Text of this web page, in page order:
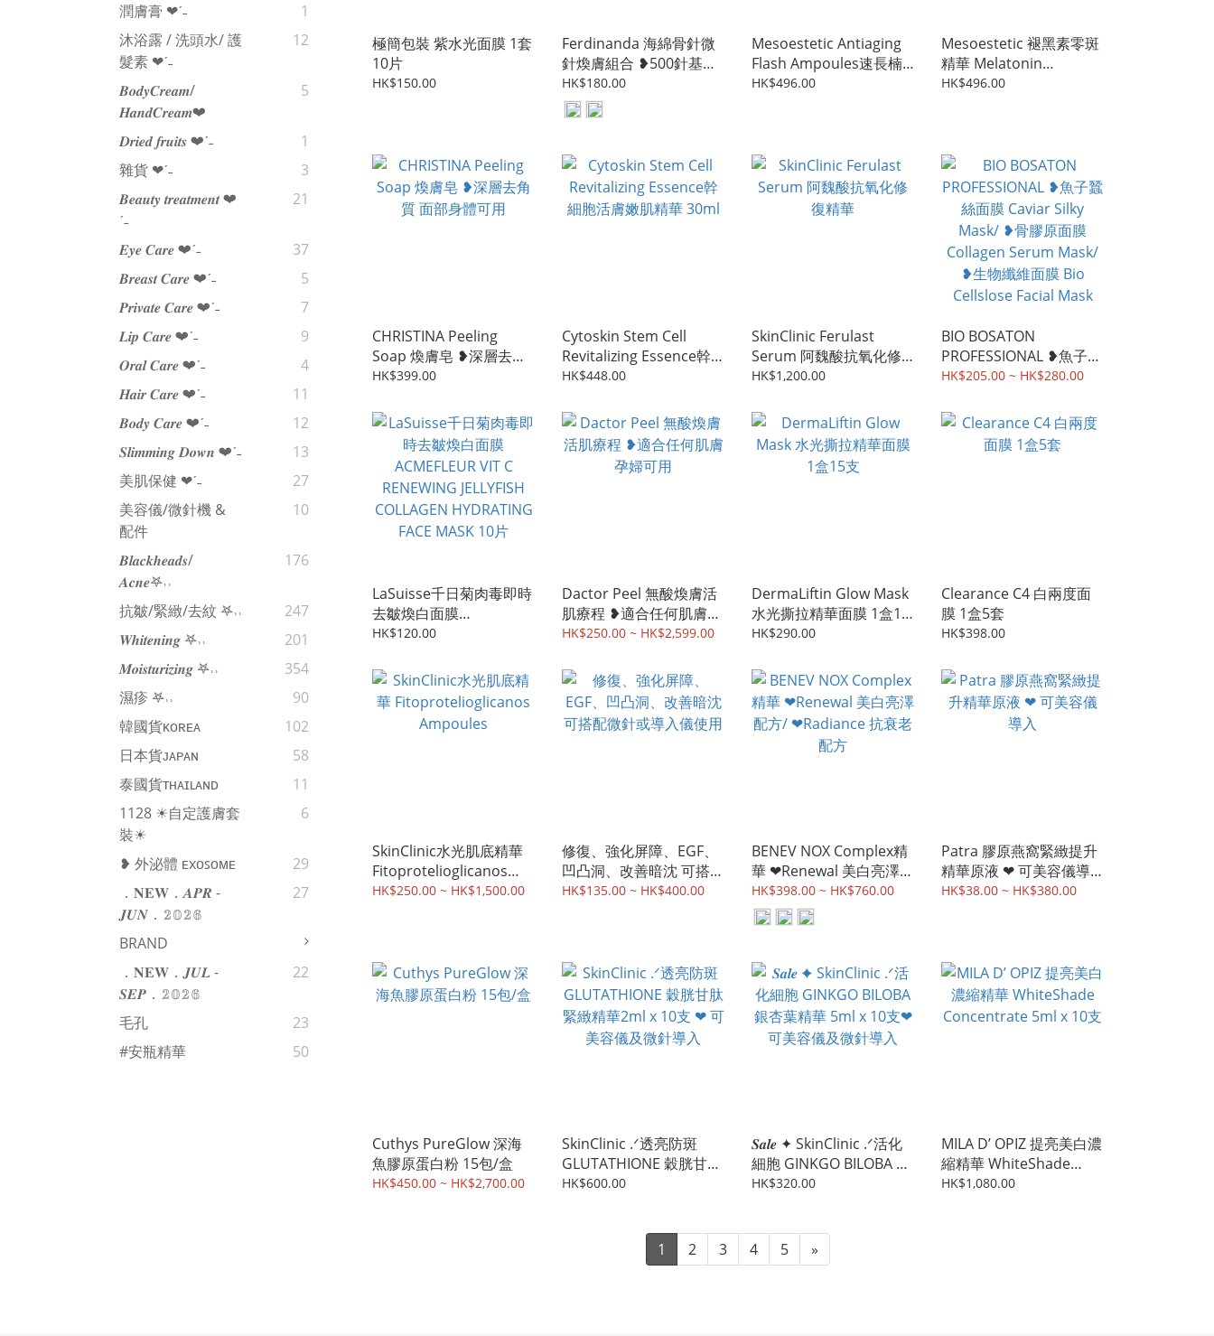
潤膚膏 ❤︎‬ˊ‪‪˗
1
沐浴露 / 洗頭水/ 護
髮素 ❤︎‬ˊ‪‪˗
12
𝑩𝒐𝒅𝒚𝑪𝒓𝒆𝒂𝒎/
𝑯𝒂𝒏𝒅𝑪𝒓𝒆𝒂𝒎❤︎
5
𝑫𝒓𝒊𝒆𝒅 𝒇𝒓𝒖𝒊𝒕𝒔 ❤︎‬ˊ‪‪˗
1
雜貨 ❤︎‬ˊ‪‪˗
3
𝑩𝒆𝒂𝒖𝒕𝒚 𝒕𝒓𝒆𝒂𝒕𝒎𝒆𝒏𝒕 ❤︎‬
ˊ‪‪˗
21
𝑬𝒚𝒆 𝑪𝒂𝒓𝒆 ❤︎‬ˊ‪‪˗
37
𝑩𝒓𝒆𝒂𝒔𝒕 𝑪𝒂𝒓𝒆 ❤︎‬ˊ‪‪˗
5
𝑷𝒓𝒊𝒗𝒂𝒕𝒆 𝑪𝒂𝒓𝒆 ❤︎‬ˊ‪‪˗
7
𝑳𝒊𝒑 𝑪𝒂𝒓𝒆 ❤︎‬ˊ‪‪˗
9
𝑶𝒓𝒂𝒍 𝑪𝒂𝒓𝒆 ❤︎‬ˊ‪‪˗
4
𝑯𝒂𝒊𝒓 𝑪𝒂𝒓𝒆 ❤︎‬ˊ‪‪˗
11
𝑩𝒐𝒅𝒚 𝑪𝒂𝒓𝒆 ❤︎‬ˊ‪‪˗
12
𝑺𝒍𝒊𝒎𝒎𝒊𝒏𝒈 𝑫𝒐𝒘𝒏 ❤︎‬ˊ‪‪˗
13
美肌保健 ❤︎‬ˊ‪‪˗
27
美容儀/微針機 &
配件
10
𝑩𝒍𝒂𝒄𝒌𝒉𝒆𝒂𝒅𝒔/
𝑨𝒄𝒏𝒆𖤐˒˒‪‪
176
抗皺/緊緻/去紋 𖤐˒˒‪‪
247
𝑾𝒉𝒊𝒕𝒆𝒏𝒊𝒏𝒈 𖤐˒˒‪‪
201
𝑴𝒐𝒊𝒔𝒕𝒖𝒓𝒊𝒛𝒊𝒏𝒈 𖤐˒˒‪‪
354
濕疹 𖤐˒˒‪‪
90
韓國貨ᴋᴏʀᴇᴀ
102
日本貨ᴊᴀᴘᴀɴ
58
泰國貨ᴛʜᴀɪʟᴀɴᴅ
11
1128 ☀自定護膚套
裝☀
6
❥ 外泌體 ᴇxᴏꜱᴏᴍᴇ
29
．𝐍𝐄𝐖．𝑨𝑷𝑹 -
𝑱𝑼𝑵．𝟚𝟘𝟚𝟞
27
BRAND
．𝐍𝐄𝐖．𝑱𝑼𝑳 -
𝑺𝑬𝑷．𝟚𝟘𝟚𝟞
22
毛孔
23
#安瓶精華
50
極簡包裝 紫水光面膜 1套
10片
HK$150.00
Ferdinanda 海綿骨針微
針煥膚組合 ❥500針基礎
版/1000+進階版
HK$180.00
Mesoestetic Antiaging
Flash Ampoules速長楠
竹精華 / 楠竹水活修復精
HK$496.00
Mesoestetic 褪黑素零斑
精華 Melatonin
Ampoules 2ml x 10
HK$496.00
CHRISTINA Peeling
Soap 煥膚皂 ❥深層去角
質 面部身體可用
HK$399.00
Cytoskin Stem Cell
Revitalizing Essence幹
細胞活膚嫩肌精華 30ml
HK$448.00
SkinClinic Ferulast
Serum 阿魏酸抗氧化修
復精華
HK$1,200.00
BIO BOSATON
PROFESSIONAL ❥魚子蠶
絲面膜 Caviar Silky
Collagen Serum Mask/
❥生物纖維面膜 Bio
Cellslose Facial Mask
HK$205.00 ~ HK$280.00
LaSuisse千日菊肉毒即時
去皺煥白面膜
ACMEFLEUR VIT C
COLLAGEN HYDRATING
FACE MASK 10片
HK$120.00
Dactor Peel 無酸煥膚活
肌療程 ❥適合任何肌膚
孕婦可用
HK$250.00 ~ HK$2,599.00
DermaLiftin Glow Mask
水光撕拉精華面膜 1盒15
支
HK$290.00
Clearance C4 白兩度面
膜 1盒5套
HK$398.00
SkinClinic水光肌底精華
Fitoprotelioglicanos
Ampoules
HK$250.00 ~ HK$1,500.00
修復、強化屏障、EGF、
凹凸洞、改善暗沈 可搭配
微針或導入儀使用
HK$135.00 ~ HK$400.00
BENEV NOX Complex精
華 ❤︎Renewal 美白亮澤配
方/ ❤︎Radiance 抗衰老配
方
HK$398.00 ~ HK$760.00
Patra 膠原燕窩緊緻提升
精華原液 ❤︎ 可美容儀導
入
HK$38.00 ~ HK$380.00
Cuthys PureGlow 深海
魚膠原蛋白粉 15包/盒
HK$450.00 ~ HK$2,700.00
SkinClinic .ᐟ透亮防斑
GLUTATHIONE 穀胱甘肽
緊緻精華2ml x 10支 ❤︎ 可
HK$600.00
𝑺𝒂𝒍𝒆 ✦ SkinClinic .ᐟ活化
細胞 GINKGO BILOBA 銀
杏葉精華 5ml x 10支❤︎ 可
HK$320.00
MILA D’ OPIZ 提亮美白濃
縮精華 WhiteShade
Concentrate 5ml x 10支
HK$1,080.00
1 2 3 4 5 »